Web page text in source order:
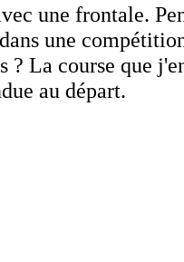
une frontale.
une
? La course que
au départ.